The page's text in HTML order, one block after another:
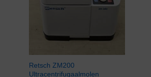
Retsch ZM200
Ultracentrifugaalmolen